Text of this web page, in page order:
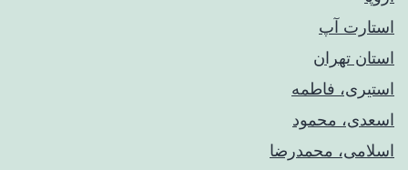
استارت آپ
استان تهران
استیری، فاطمه
اسعدی، محمود
اسلامی، محمدرضا